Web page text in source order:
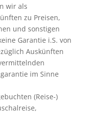
wir als
zu Preisen,
und sonstigen
Garantie i.S. von
Auskünften
im Sinne
(Reise-)